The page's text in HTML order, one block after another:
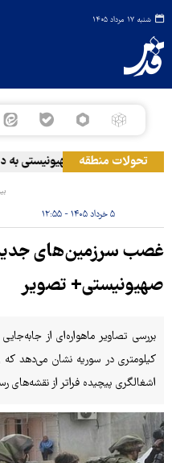
شنبه ۱۷ مرداد ۱۴۰۵
تحولات منطقه
حمله رژیم صهیونیستی به دو
۵ خرداد ۱۴۰۵ - ۱۲:۵۵
غصب سرزمین‌های
صهیونیستی+ تصویر
کیلومتری در سوریه نشان می‌دهد
اشغالگری پیچیده فراتر از